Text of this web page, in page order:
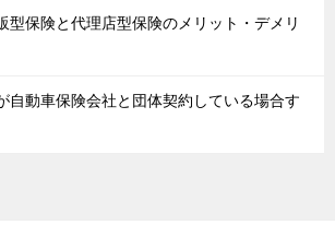
型保険と代理店型保険のメリット・デメリ
自動車保険会社と団体契約している場合す